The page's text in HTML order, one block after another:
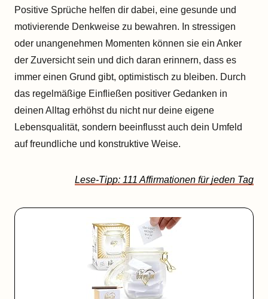
Positive Sprüche helfen dir dabei, eine gesunde und
motivierende Denkweise zu bewahren. In stressigen
oder unangenehmen Momenten können sie ein Anker
der Zuversicht sein und dich daran erinnern, dass es
immer einen Grund gibt, optimistisch zu bleiben. Durch
das regelmäßige Einfließen positiver Gedanken in
deinen Alltag erhöhst du nicht nur deine eigene
Lebensqualität, sondern beeinflusst auch dein Umfeld
auf freundliche und konstruktive Weise.
Lese-Tipp: 111 Affirmationen für jeden Tag